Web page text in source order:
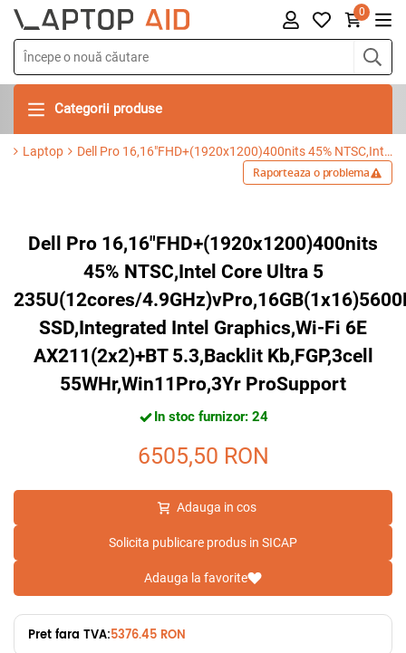
0
Categorii produse
Laptop Dell Pro 16,16"FHD+(1920x1200)400nits 45% NTSC,Intel Core Ultra 5 235U(12cores/4.9GHz)vPro,16GB(1x16)5600MT/s,512GB SSD,Integrated Intel Graphics,Wi-Fi 6E AX211(2x2)+BT 5.3,Backlit Kb,FGP,3cell 55WHr,Win11Pro,3Yr ProSupport
Raporteaza o problema
Dell Pro 16,16"FHD+(1920x1200)400nits
45% NTSC,Intel Core Ultra 5
235U(12cores/
SSD,Integrated Intel Graphics,Wi-Fi 6E
AX211(2x2)+BT 5.3,Backlit Kb,FGP,3cell
55WHr,Win11Pro,3Yr ProSupport
In stoc furnizor: 24
6505,50 RON
Adauga in cos
Solicita publicare produs in SICAP
Adauga la favorite
Pret fara TVA:5376.45 RON